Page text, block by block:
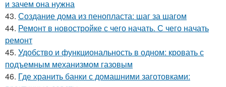
и зачем она нужна
43. Создание дома из пенопласта: шаг за шагом
44. Ремонт в новостройке с чего начать. С чего начать
ремонт
45. Удобство и функциональность в одном: кровать с
подъемным механизмом газовым
46. Где хранить банки с домашними заготовками: